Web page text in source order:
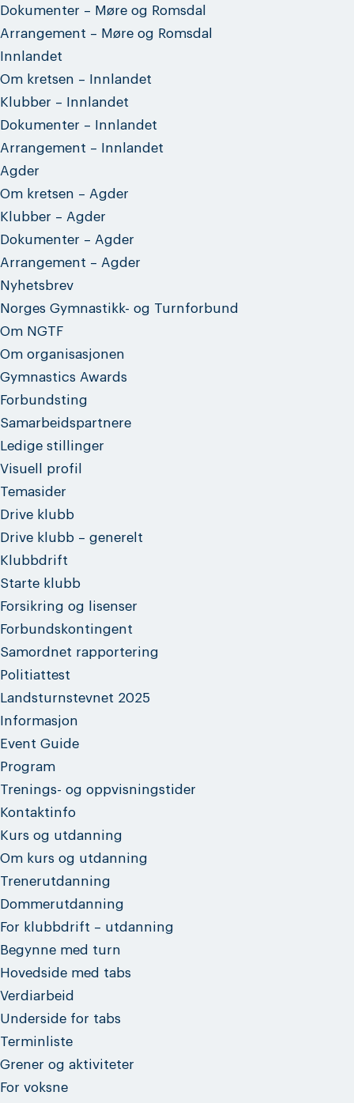
Dokumenter – Møre og Romsdal
Arrangement – Møre og Romsdal
Innlandet
Om kretsen – Innlandet
Klubber – Innlandet
Dokumenter – Innlandet
Arrangement – Innlandet
Agder
Om kretsen – Agder
Klubber – Agder
Dokumenter – Agder
Arrangement – Agder
Nyhetsbrev
Norges Gymnastikk- og Turnforbund
Om NGTF
Om organisasjonen
Gymnastics Awards
Forbundsting
Samarbeidspartnere
Ledige stillinger
Visuell profil
Temasider
Drive klubb
Drive klubb – generelt
Klubbdrift
Starte klubb
Forsikring og lisenser
Forbundskontingent
Samordnet rapportering
Politiattest
Landsturnstevnet 2025
Informasjon
Event Guide
Program
Trenings- og oppvisningstider
Kontaktinfo
Kurs og utdanning
Om kurs og utdanning
Trenerutdanning
Dommerutdanning
For klubbdrift – utdanning
Begynne med turn
Hovedside med tabs
Verdiarbeid
Underside for tabs
Terminliste
Grener og aktiviteter
For voksne